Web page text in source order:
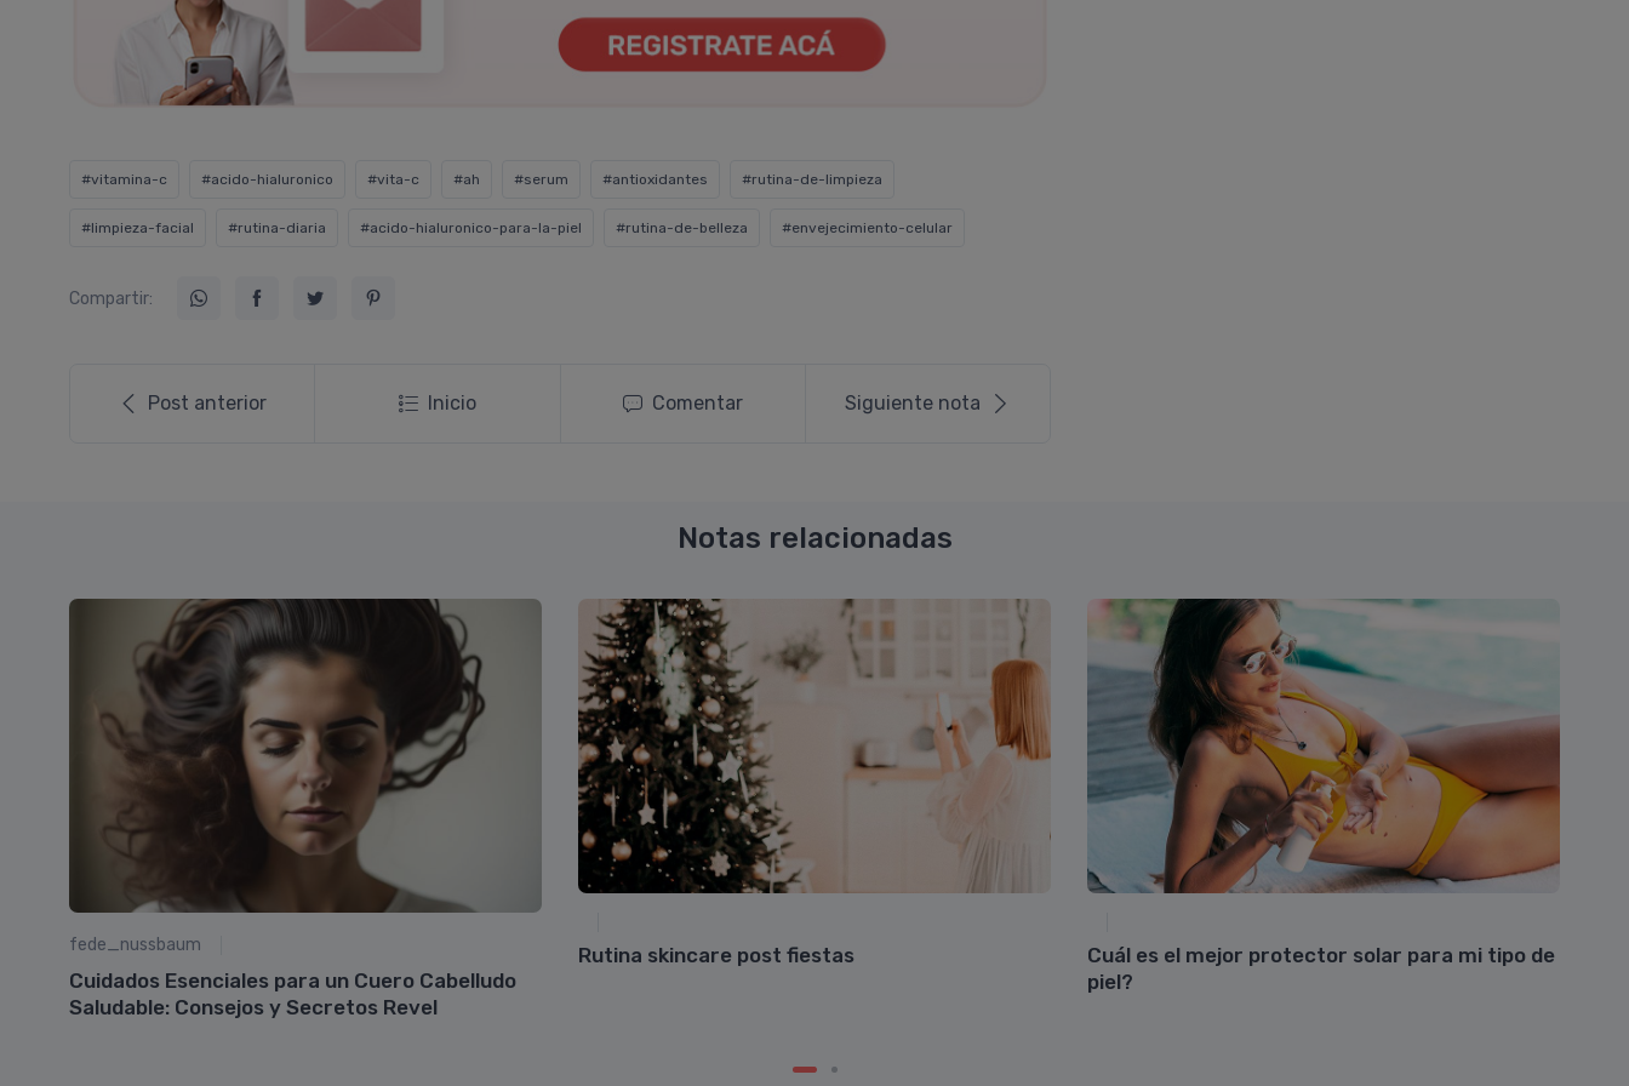
#vitamina-c #acido-hialuronico #vita-c #ah #serum #antioxidantes #rutina-de-limpieza
#limpieza-facial #rutina-diaria #acido-hialuronico-para-la-piel #rutina-de-belleza #envejecimiento-celular
Compartir:
Post anterior Inicio Comentar Siguiente nota
Notas relacionadas
fede_nussbaum
Cuidados Esenciales para un Cuero Cabelludo
Saludable: Consejos y Secretos Revel
Rutina skincare post fiestas
Cuál es el mejor protector solar para mi tipo de
piel?